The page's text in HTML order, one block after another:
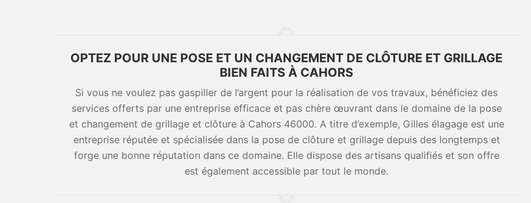
OPTEZ POUR UNE POSE ET UN CHANGEMENT DE CLÔTURE ET GRILLAGE
BIEN FAITS À CAHORS
Si vous ne voulez pas gaspiller de l’argent pour la réalisation de vos travaux, bénéficiez des
services offerts par une entreprise efficace et pas chère œuvrant dans le domaine de la pose
et changement de grillage et clôture à Cahors 46000. A titre d’exemple, Gilles élagage est une
entreprise réputée et spécialisée dans la pose de clôture et grillage depuis des longtemps et
forge une bonne réputation dans ce domaine. Elle dispose des artisans qualifiés et son offre
est également accessible par tout le monde.